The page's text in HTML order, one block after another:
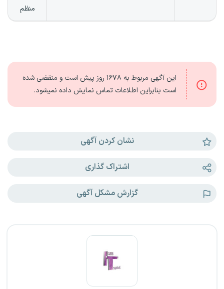
منظم
این آگهی مربوط به ۱۶۷۸ روز
پیش است و منقضی شده
است بنابراین اطلاعات تماس نمایش داده نمیشود.
نشان کردن آگهی
اشتراک گذاری
گزارش مشکل آگهی